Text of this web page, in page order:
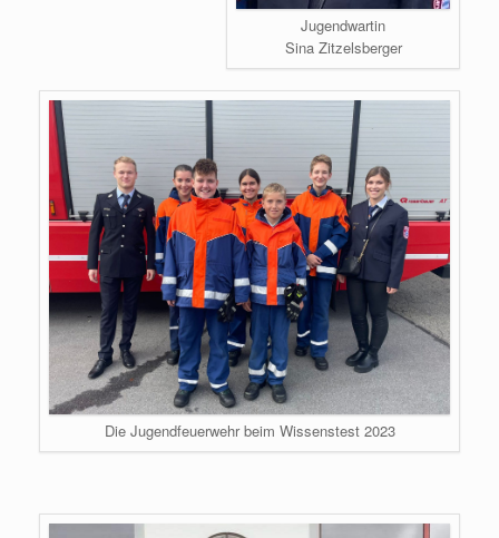
Jugendwartin
Sina Zitzelsberger
Die Jugendfeuerwehr beim Wissenstest 2023